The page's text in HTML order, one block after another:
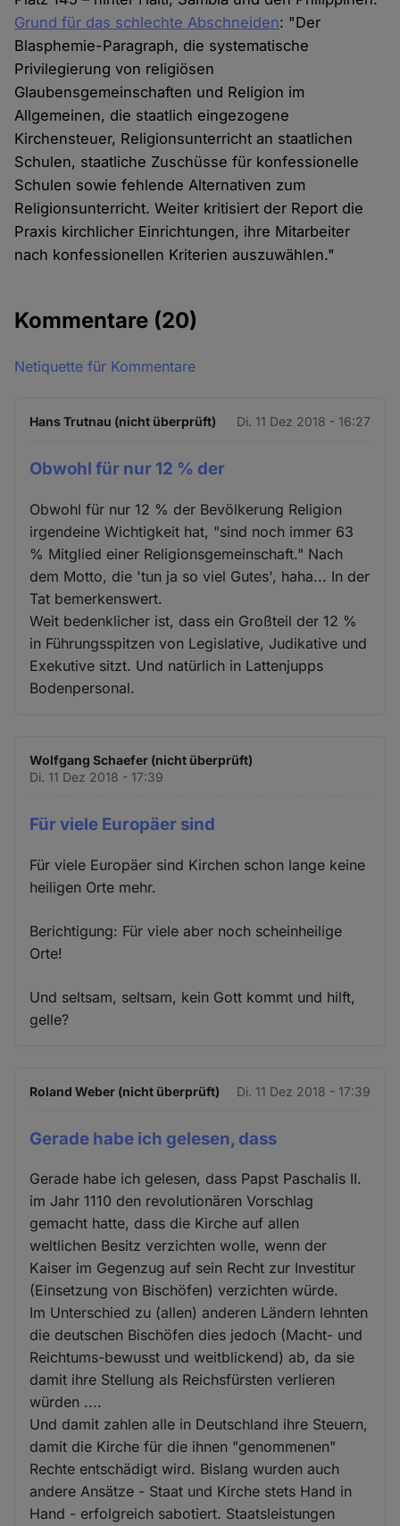
Grund für das schlechte Abschneiden: "Der
Blasphemie-Paragraph, die systematische
Privilegierung von religiösen
Glaubensgemeinschaften und Religion im
Allgemeinen, die staatlich eingezogene
Kirchensteuer, Religionsunterricht an staatlichen
Schulen, staatliche Zuschüsse für konfessionelle
Schulen sowie fehlende Alternativen zum
Religionsunterricht. Weiter kritisiert der Report die
Praxis kirchlicher Einrichtungen, ihre Mitarbeiter
nach konfessionellen Kriterien auszuwählen."
Kommentare (20)
Netiquette für Kommentare
Hans Trutnau (nicht überprüft) Di. 11 Dez 2018 - 16:27
Obwohl für nur 12 % der
Obwohl für nur 12 % der Bevölkerung Religion
irgendeine Wichtigkeit hat, "sind noch immer 63
% Mitglied einer Religionsgemeinschaft." Nach
dem Motto, die 'tun ja so viel Gutes', haha... In der
Tat bemerkenswert.
Weit bedenklicher ist, dass ein Großteil der 12 %
in Führungsspitzen von Legislative, Judikative und
Exekutive sitzt. Und natürlich in Lattenjupps
Bodenpersonal.
Wolfgang Schaefer (nicht überprüft)
Di. 11 Dez 2018 - 17:39
Für viele Europäer sind
Für viele Europäer sind Kirchen schon lange keine
heiligen Orte mehr.
Berichtigung: Für viele aber noch scheinheilige
Orte!
Und seltsam, seltsam, kein Gott kommt und hilft,
gelle?
Roland Weber (nicht überprüft) Di. 11 Dez 2018 - 17:39
Gerade habe ich gelesen, dass
Gerade habe ich gelesen, dass Papst Paschalis II.
im Jahr 1110 den revolutionären Vorschlag
gemacht hatte, dass die Kirche auf allen
weltlichen Besitz verzichten wolle, wenn der
Kaiser im Gegenzug auf sein Recht zur Investitur
(Einsetzung von Bischöfen) verzichten würde.
Im Unterschied zu (allen) anderen Ländern lehnten
die deutschen Bischöfen dies jedoch (Macht- und
Reichtums-bewusst und weitblickend) ab, da sie
damit ihre Stellung als Reichsfürsten verlieren
würden ....
Und damit zahlen alle in Deutschland ihre Steuern,
damit die Kirche für die ihnen "genommenen"
Rechte entschädigt wird. Bislang wurden auch
andere Ansätze - Staat und Kirche stets Hand in
Hand - erfolgreich sabotiert. Staatsleistungen